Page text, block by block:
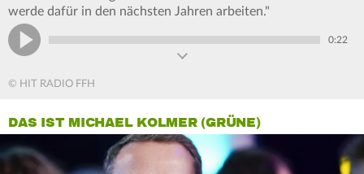
werde dafür in den nächsten Jahren arbeiten."
0:22
© HIT RADIO FFH
DAS IST MICHAEL KOLMER (GRÜNE)